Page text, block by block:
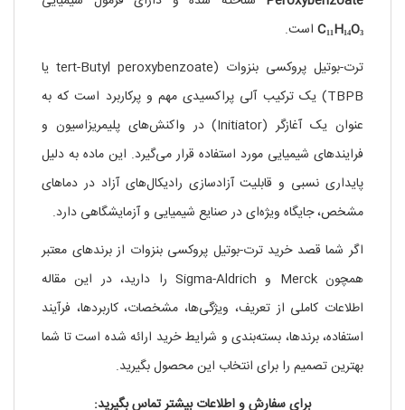
C₁₁H₁₄O₃ است.
ترت-بوتیل پروکسی بنزوات (tert-Butyl peroxybenzoate یا
TBPB) یک ترکیب آلی پراکسیدی مهم و پرکاربرد است که به
عنوان یک آغازگر (Initiator) در واکنش‌های پلیمریزاسیون و
فرایندهای شیمیایی مورد استفاده قرار می‌گیرد. این ماده به دلیل
پایداری نسبی و قابلیت آزادسازی رادیکال‌های آزاد در دماهای
مشخص، جایگاه ویژه‌ای در صنایع شیمیایی و آزمایشگاهی دارد.
اگر شما قصد خرید ترت-بوتیل پروکسی بنزوات از برندهای معتبر
همچون Merck و Sigma-Aldrich را دارید، در این مقاله
اطلاعات کاملی از تعریف، ویژگی‌ها، مشخصات، کاربردها، فرآیند
استفاده، برندها، بسته‌بندی و شرایط خرید ارائه شده است تا شما
بهترین تصمیم را برای انتخاب این محصول بگیرید.
برای سفارش و اطلاعات بیشتر تماس بگیرید: